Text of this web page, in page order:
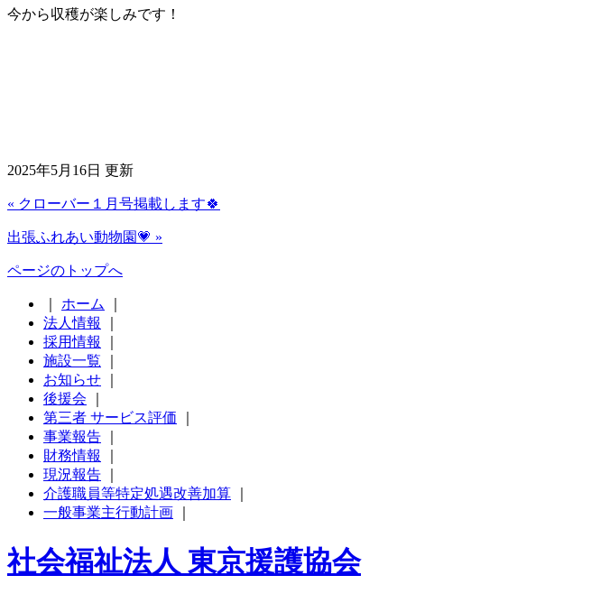
今から収穫が楽しみです！
2025年5月16日 更新
« クローバー１月号掲載します🍀
出張ふれあい動物園💗 »
ページのトップへ
ホーム
法人情報
採用情報
施設一覧
お知らせ
後援会
第三者 サービス評価
事業報告
財務情報
現況報告
介護職員等特定処遇改善加算
一般事業主行動計画
社会福祉法人 東京援護協会